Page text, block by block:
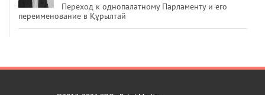
Переход к однопалатному Парламенту и его
переименование в Құрылтай